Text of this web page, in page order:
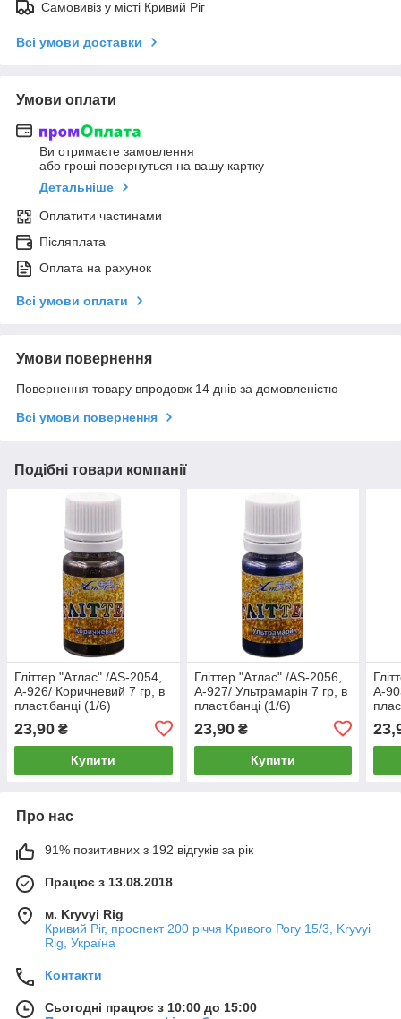
Самовивіз у місті Кривий Ріг
Всі умови доставки
Умови оплати
Ви отримаєте замовлення
або гроші повернуться на вашу картку
Детальніше
Оплатити частинами
Післяплата
Оплата на рахунок
Всі умови оплати
Умови повернення
Повернення товару впродовж 14 днів за домовленістю
Всі умови повернення
Подібні товари компанії
Гліттер "Атлас" /AS-2054,
А-926/ Коричневий 7 гр, в
пласт.банці (1/6)
23,90 ₴
Купити
Гліттер "Атлас" /AS-2056,
А-927/ Ультрамарін 7 гр, в
пласт.банці (1/6)
23,90₴
Купити
А-
Про нас
91% позитивних з 192 відгуків за рік
Працює з 13.08.2018
м. Kryvyi Rig
Кривий Ріг, проспект 200 річчя Кривого Рогу 15/3, Kryvyi
Rig, Україна
Контакти
Сьогодні працює з 10:00 до 15:00